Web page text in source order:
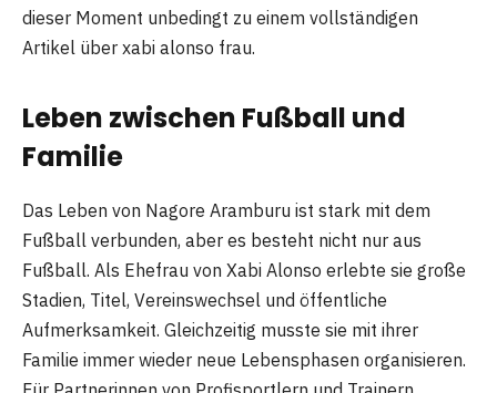
dieser Moment unbedingt zu einem vollständigen
Artikel über xabi alonso frau.
Leben zwischen Fußball und
Familie
Das Leben von Nagore Aramburu ist stark mit dem
Fußball verbunden, aber es besteht nicht nur aus
Fußball. Als Ehefrau von Xabi Alonso erlebte sie große
Stadien, Titel, Vereinswechsel und öffentliche
Aufmerksamkeit. Gleichzeitig musste sie mit ihrer
Familie immer wieder neue Lebensphasen organisieren.